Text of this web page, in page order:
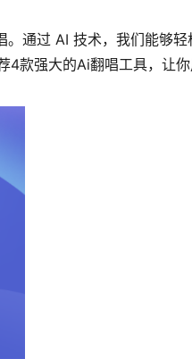
通过 AI 技术，我们能够轻
4款强大的Ai翻唱工具，让